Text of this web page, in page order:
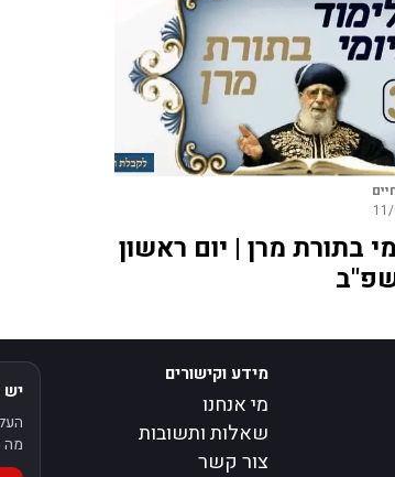
בתורת מרן | יום ראשון
מידע וקישורים
מי אנחנו
שאלות ותשובות
צור קשר
יש
מה